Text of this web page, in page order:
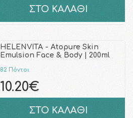
ΣΤΟ ΚΑΛΑΘΙ
HELENVITA - Atopure Skin
Emulsion Face & Body | 200ml
82 Πόντοι
10.20€
ΣΤΟ ΚΑΛΑΘΙ